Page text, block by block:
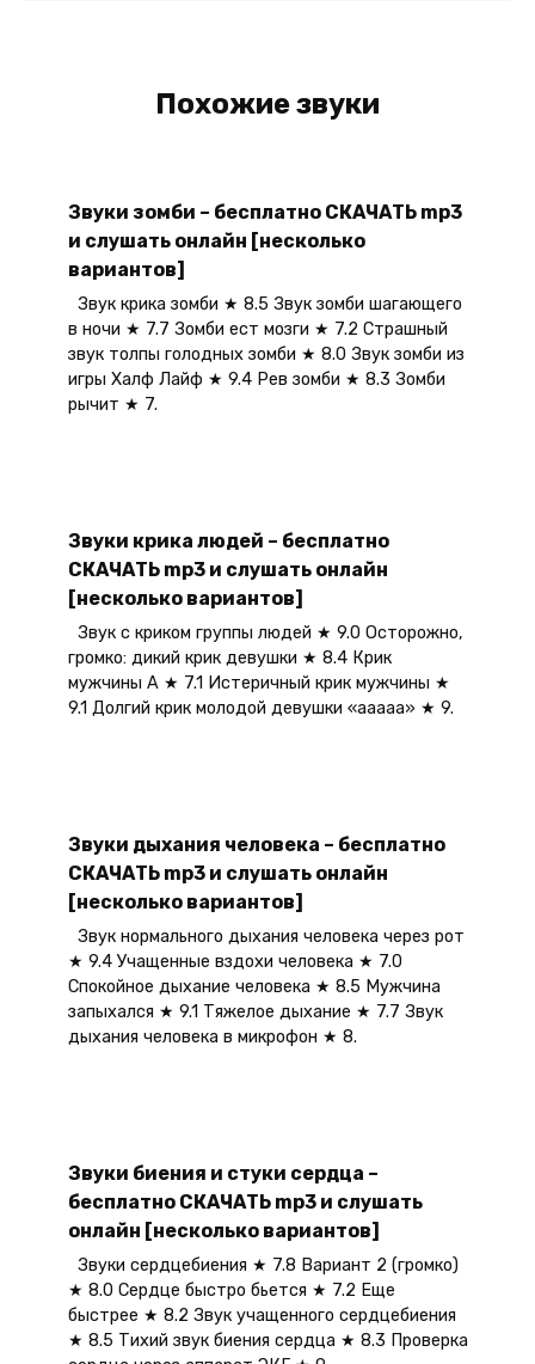
Похожие звуки
Звуки зомби – бесплатно СКАЧАТЬ mp3
и слушать онлайн [несколько
вариантов]
Звук крика зомби ★ 8.5 Звук зомби шагающего
в ночи ★ 7.7 Зомби ест мозги ★ 7.2 Страшный
звук толпы голодных зомби ★ 8.0 Звук зомби из
игры Халф Лайф ★ 9.4 Рев зомби ★ 8.3 Зомби
рычит ★ 7.
Звуки крика людей – бесплатно
СКАЧАТЬ mp3 и слушать онлайн
[несколько вариантов]
Звук с криком группы людей ★ 9.0 Осторожно,
громко: дикий крик девушки ★ 8.4 Крик
мужчины А ★ 7.1 Истеричный крик мужчины ★
9.1 Долгий крик молодой девушки «ааааа» ★ 9.
Звуки дыхания человека – бесплатно
СКАЧАТЬ mp3 и слушать онлайн
[несколько вариантов]
Звук нормального дыхания человека через рот
★ 9.4 Учащенные вздохи человека ★ 7.0
Спокойное дыхание человека ★ 8.5 Мужчина
запыхался ★ 9.1 Тяжелое дыхание ★ 7.7 Звук
дыхания человека в микрофон ★ 8.
Звуки биения и стуки сердца –
бесплатно СКАЧАТЬ mp3 и слушать
онлайн [несколько вариантов]
Звуки сердцебиения ★ 7.8 Вариант 2 (громко)
★ 8.0 Сердце быстро бьется ★ 7.2 Еще
быстрее ★ 8.2 Звук учащенного сердцебиения
★ 8.5 Тихий звук биения сердца ★ 8.3 Проверка